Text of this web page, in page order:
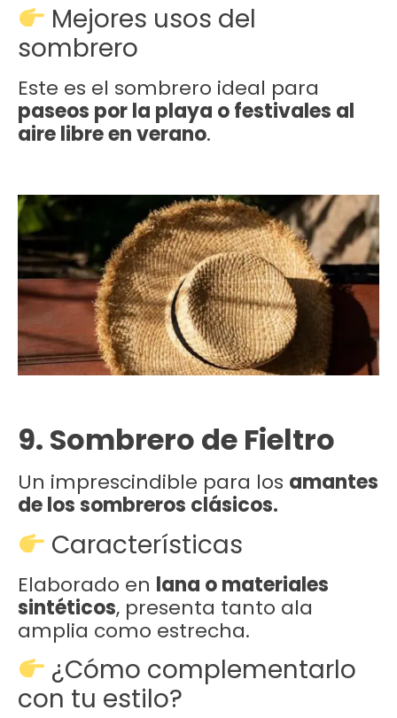
Mejores usos del
sombrero
Este es el sombrero ideal para
paseos por la playa o festivales al
aire libre en verano.
9. Sombrero de Fieltro
Un imprescindible para los amantes
de los sombreros clásicos.
Características
Elaborado en lana o materiales
sintéticos, presenta tanto ala
amplia como estrecha.
¿Cómo complementarlo
con tu estilo?